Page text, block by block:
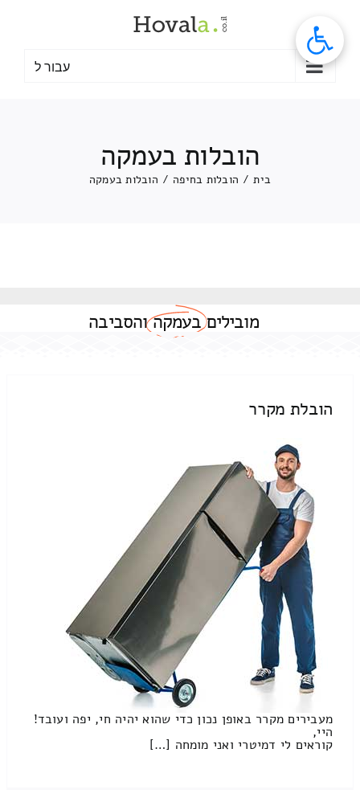
עבור ל
הובלות בעמקה
בית / הובלות בחיפה / הובלות בעמקה
מוביליםבעמקהוהסביבה
הובלת מקרר
מעבירים מקרר באופן נכון כדי שהוא יהיה חי, יפה ועובד!
היי,
קוראים לי דמיטרי ואני מומחה […]